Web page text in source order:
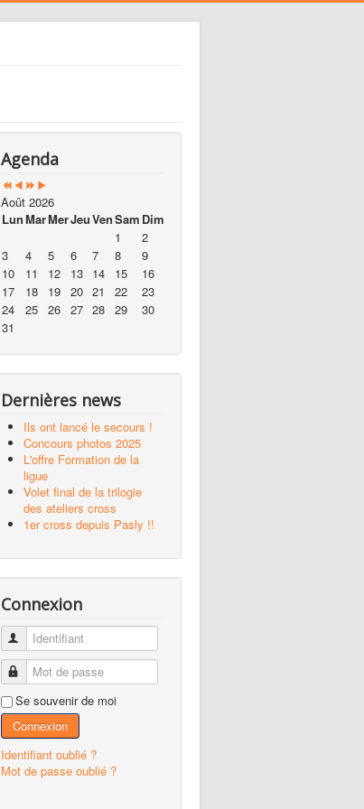
Agenda
Août 2026
LunMarMerJeuVenSam Dim
1
2
3
4 5 6 7 8
9
10
11 12 13 14 15
16
17
18 19 20 21 22
23
24
25 26 27 28 29
30
31
Dernières news
Ils ont lancé le secours !
Concours photos 2025
L'offre Formation de la
ligue
Volet final de la trilogie
des ateliers cross
1er cross depuis Pasly !!
Connexion
Identifiant
Mot de passe
Se souvenir de moi
Connexion
Identifiant oublié ?
Mot de passe oublié ?